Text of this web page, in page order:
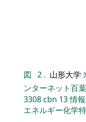
図 2 . 山形大学
ンターネット百
3308cbn 13情
エネルギー化学